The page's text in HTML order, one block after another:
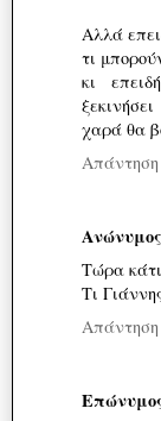
Αλλά
τι
κι
χαρά θα
Απάντηση
Ανώνυμος
Τώρα
Τι
Απάντηση